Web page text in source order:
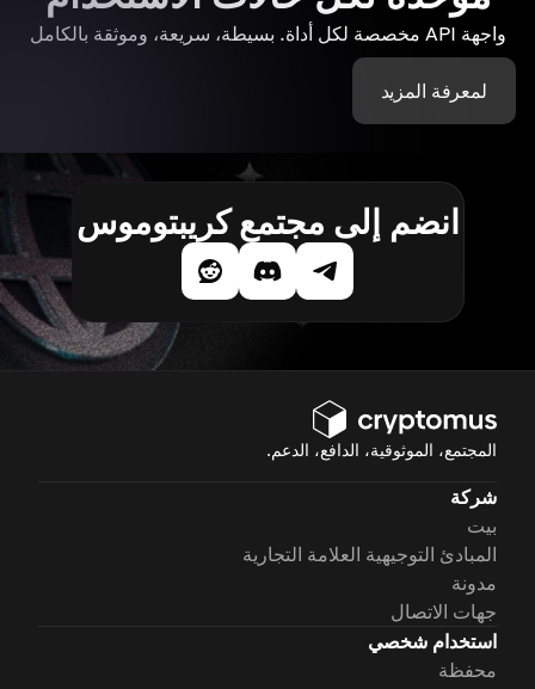
واجهة API مخصصة لكل أداة. بسيطة، سريعة، وموثقة بالكامل
لمعرفة المزيد
انضم إلى مجتمع كريبتوموس
المجتمع، الموثوقية، الدافع، الدعم.
شركة
بيت
المبادئ التوجيهية العلامة التجارية
مدونة
جهات الاتصال
استخدام شخصي
محفظة